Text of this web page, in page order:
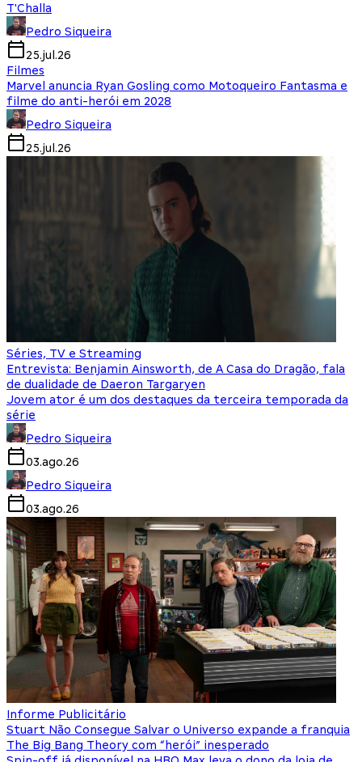
T'Challa
Pedro Siqueira
25.jul.26
Filmes
Marvel anuncia Ryan Gosling como Motoqueiro Fantasma e
filme do anti-herói em 2028
Pedro Siqueira
25.jul.26
Séries, TV e Streaming
Entrevista: Benjamin Ainsworth, de A Casa do Dragão, fala
de dualidade de Daeron Targaryen
Jovem ator é um dos destaques da terceira temporada da
série
Pedro Siqueira
03.ago.26
Pedro Siqueira
03.ago.26
Informe Publicitário
Stuart Não Consegue Salvar o Universo expande a franquia
The Big Bang Theory com “herói” inesperado